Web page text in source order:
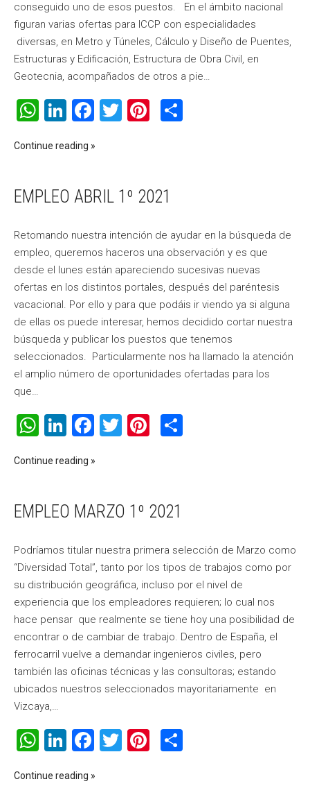
conseguido uno de esos puestos. En el ámbito nacional
figuran varias ofertas para ICCP con especialidades
diversas, en Metro y Túneles, Cálculo y Diseño de Puentes,
Estructuras y Edificación, Estructura de Obra Civil, en
Geotecnia, acompañados de otros a pie…
WhatsApp
LinkedIn
Facebook
TwitterPinterest
Continue reading
EMPLEO ABRIL 1º 2021
Retomando nuestra intención de ayudar en la búsqueda de
empleo, queremos haceros una observación y es que
desde el lunes están apareciendo sucesivas nuevas
ofertas en los distintos portales, después del paréntesis
vacacional. Por ello y para que podáis ir viendo ya si alguna
de ellas os puede interesar, hemos decidido cortar nuestra
búsqueda y publicar los puestos que tenemos
seleccionados. Particularmente nos ha llamado la atención
el amplio número de oportunidades ofertadas para los
que…
WhatsApp
LinkedIn
Facebook
TwitterPinterest
Continue reading
EMPLEO MARZO 1º 2021
Podríamos titular nuestra primera selección de Marzo como
“Diversidad Total”, tanto por los tipos de trabajos como por
su distribución geográfica, incluso por el nivel de
experiencia que los empleadores requieren; lo cual nos
hace pensar que realmente se tiene hoy una posibilidad de
encontrar o de cambiar de trabajo. Dentro de España, el
ferrocarril vuelve a demandar ingenieros civiles, pero
también las oficinas técnicas y las consultoras; estando
ubicados nuestros seleccionados mayoritariamente en
Vizcaya,…
WhatsApp
LinkedIn
Facebook
TwitterPinterest
Continue reading